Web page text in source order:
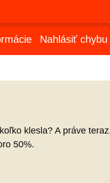
Nahlásiť chybu
klesla? A práve
50%.